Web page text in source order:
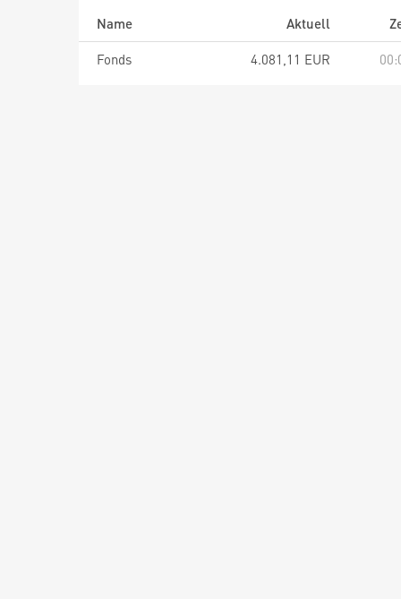
Name Aktuell
Fonds
4.081,11 EUR